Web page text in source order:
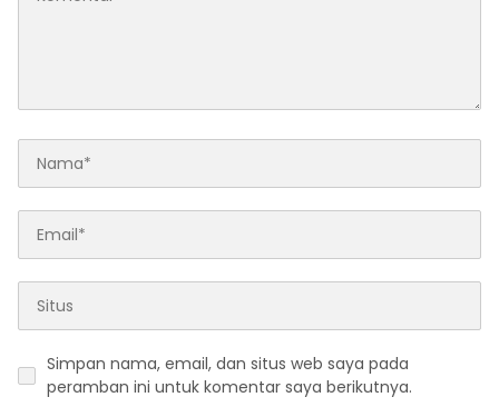
Simpan nama, email, dan situs web saya pada
peramban ini untuk komentar saya berikutnya.